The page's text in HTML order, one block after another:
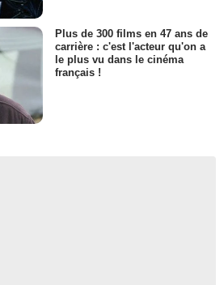
Plus de 300 films en 47 ans de
carrière : c'est l'acteur qu'on a
le plus vu dans le cinéma
français !